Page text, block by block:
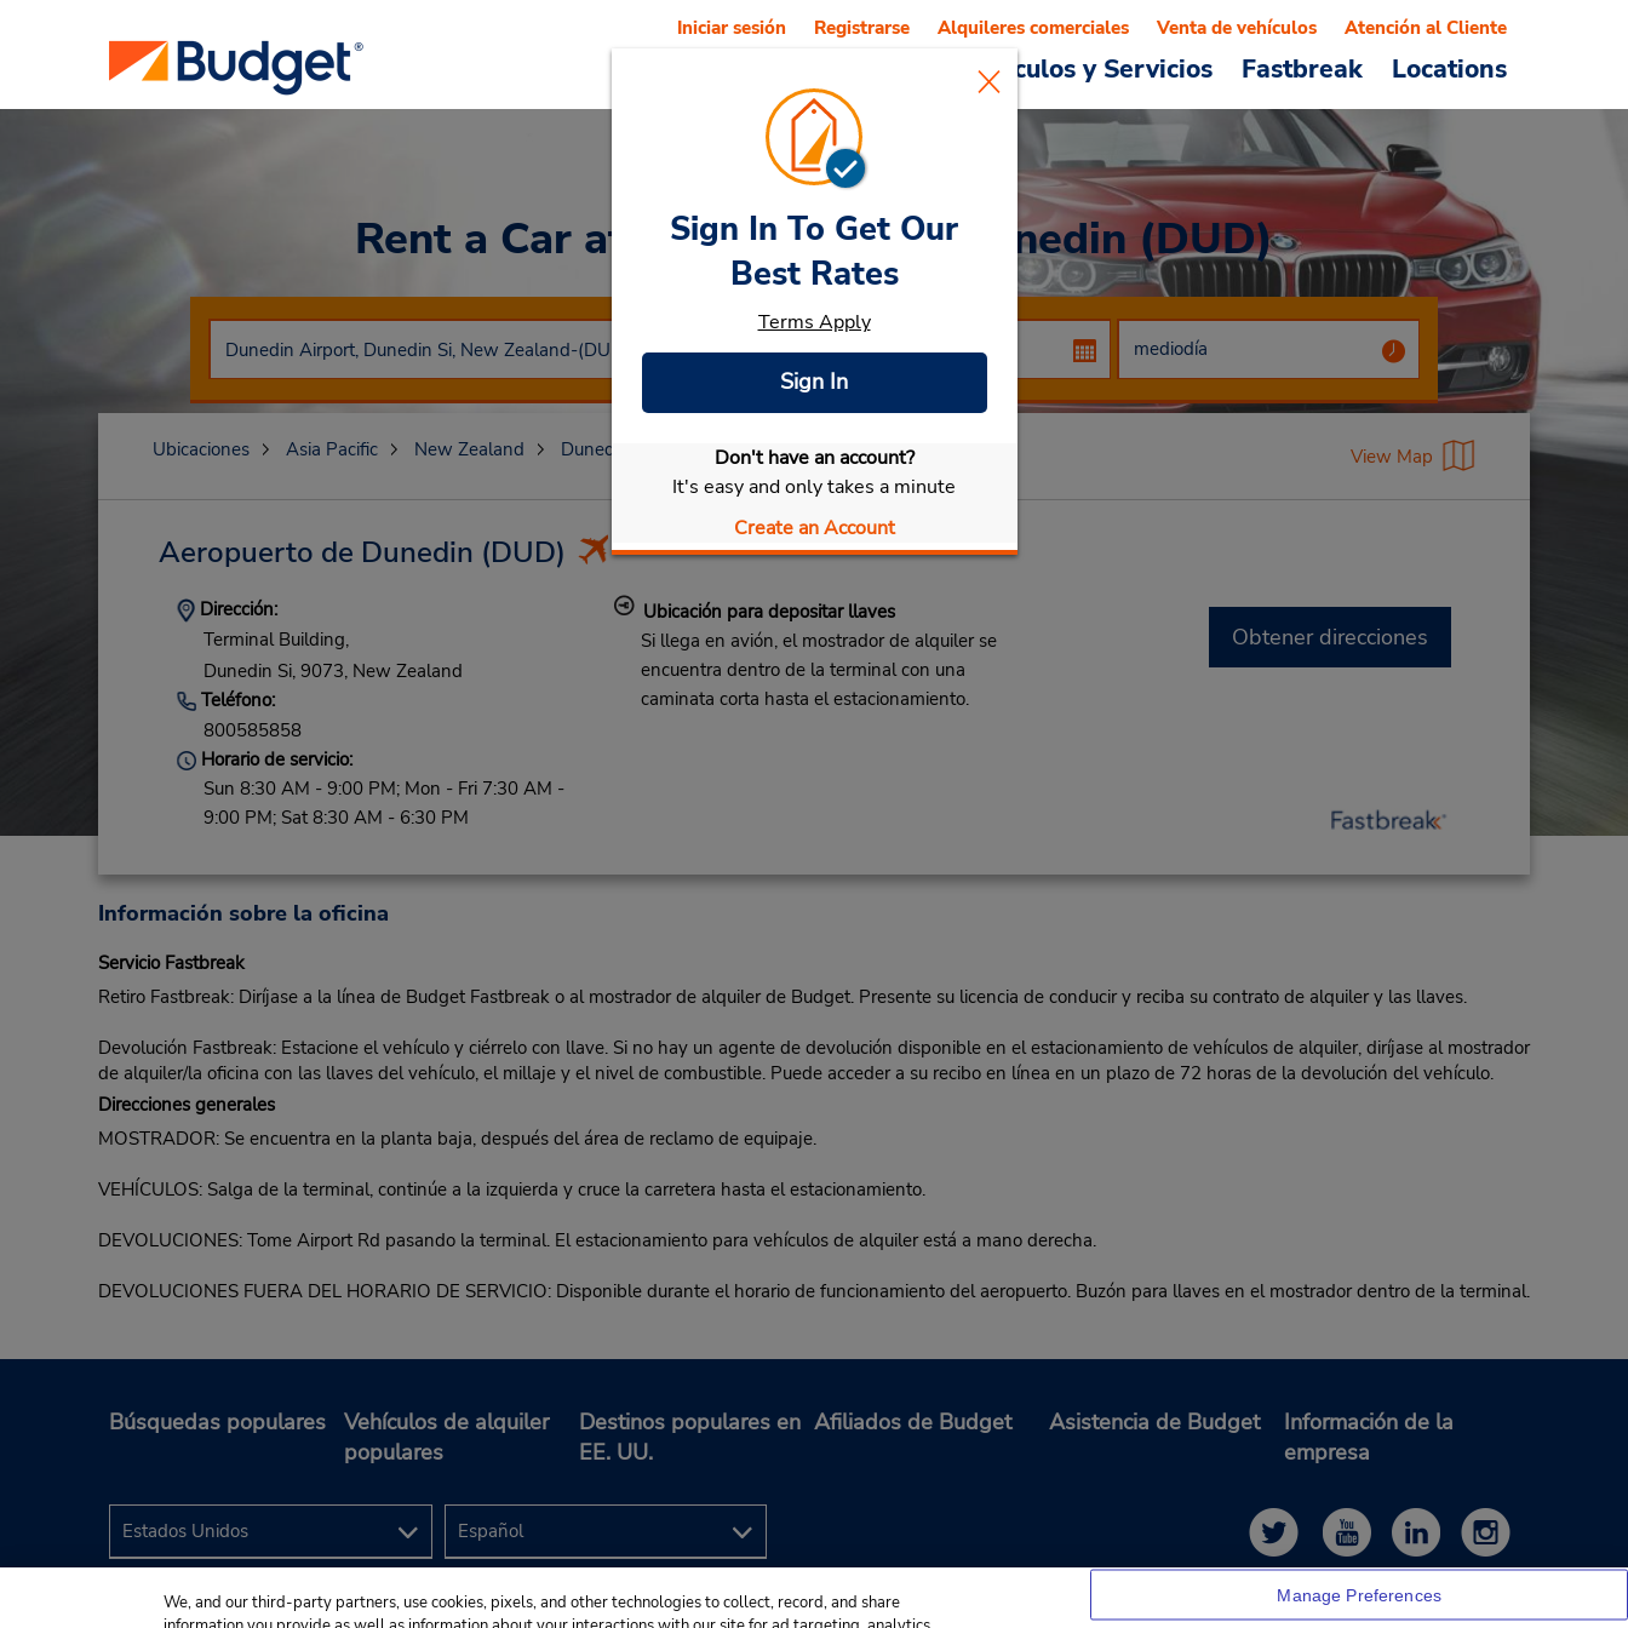
Vehículos y Servicios Fastbreak Locations
Iniciar sesión Registrarse Alquileres comerciales Venta de vehículos Atención al Cliente
Rent a Car at Aeropuerto de Dunedin (DUD)
Seleccionar mi vehículo
Sign In To Get Our
Best Rates
Terms Apply
Sign In
Don't have an account?
It's easy and only takes a minute
Create an Account
Ubicaciones Asia Pacific New Zealand Dunedin Si Aeropuerto de Dunedin View Map
Aeropuerto de Dunedin (DUD)
Dirección:
Terminal Building,
Dunedin Si, 9073, New Zealand
Teléfono:
800585858
Horario de servicio:
Sun 8:30 AM - 9:00 PM; Mon - Fri 7:30 AM -
9:00 PM; Sat 8:30 AM - 6:30 PM
Ubicación para depositar llaves
Si llega en avión, el mostrador de alquiler se
encuentra dentro de la terminal con una
caminata corta hasta el estacionamiento.
Obtener direcciones
Información sobre la oficina
Servicio Fastbreak
Retiro Fastbreak: Diríjase a la línea de Budget Fastbreak o al mostrador de alquiler de Budget. Presente su licencia de conducir y reciba su contrato de alquiler y las llaves.
Devolución Fastbreak: Estacione el vehículo y ciérrelo con llave. Si no hay un agente de devolución disponible en el estacionamiento de vehículos de alquiler, diríjase al mostrador
de alquiler/la oficina con las llaves del vehículo, el millaje y el nivel de combustible. Puede acceder a su recibo en línea en un plazo de 72 horas de la devolución del vehículo.
Direcciones generales
MOSTRADOR: Se encuentra en la planta baja, después del área de reclamo de equipaje.
VEHÍCULOS: Salga de la terminal, continúe a la izquierda y cruce la carretera hasta el estacionamiento.
DEVOLUCIONES: Tome Airport Rd pasando la terminal. El estacionamiento para vehículos de alquiler está a mano derecha.
DEVOLUCIONES FUERA DEL HORARIO DE SERVICIO: Disponible durante el horario de funcionamiento del aeropuerto. Buzón para llaves en el mostrador dentro de la terminal.
Búsquedas populares
Vehículos de alquiler
populares
Destinos populares en
EE. UU.
Afiliados de Budget Asistencia de Budget
Información de la
empresa
We, and our third-party partners, use cookies, pixels, and other technologies to collect, record, and share
Manage Preferences